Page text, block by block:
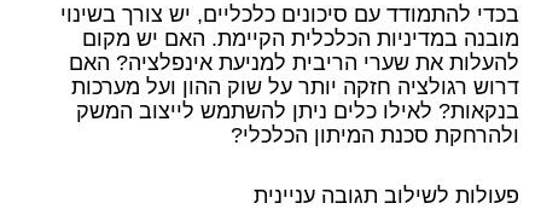
בכדי להתמודד עם סיכונים כלכליים, יש צורך בשינוי
מובנה במדיניות הכלכלית הקיימת. האם יש מקום
להעלות את שערי הריבית למניעת אינפלציה? האם
דרוש רגולציה חזקה יותר על שוק ההון ועל מערכות
בנקאות? לאילו כלים ניתן להשתמש לייצוב המשק
ולהרחקת סכנת המיתון הכלכלי?
פעולות לשילוב תגובה עניינית